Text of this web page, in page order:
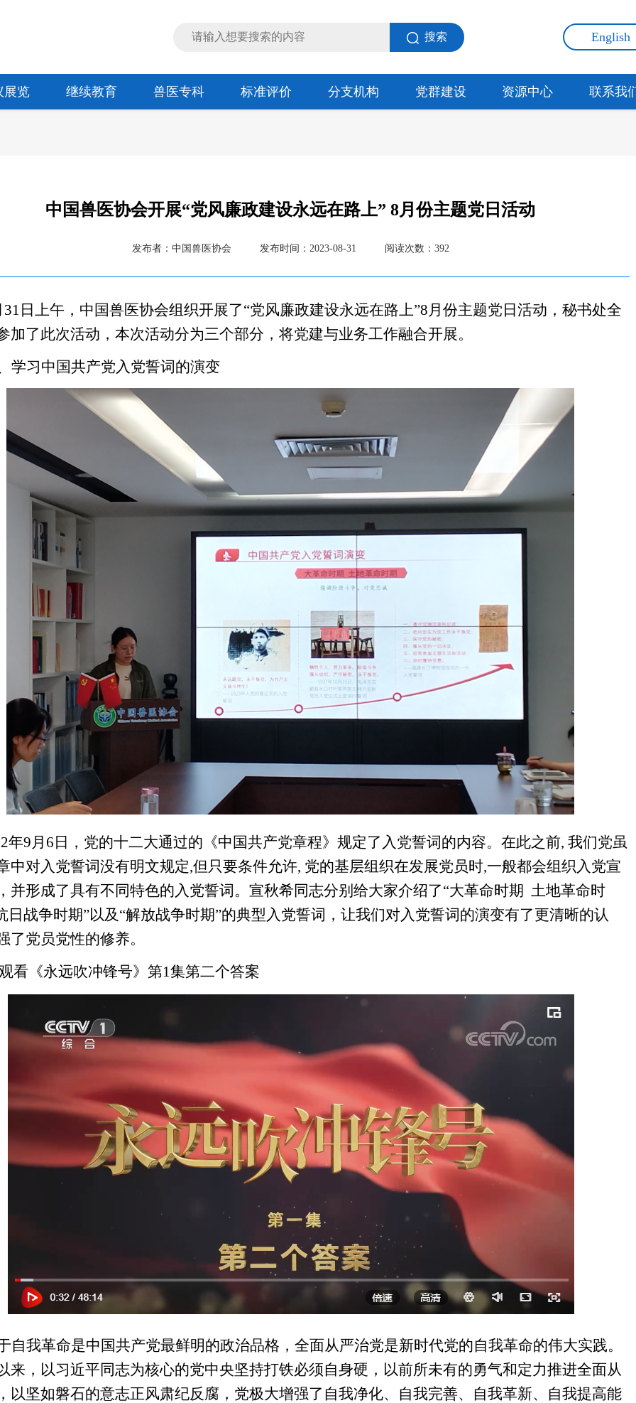
搜索 English
展览 继续教育 兽医专科 标准评价 分支机构 党群建设 资源中心 联系我
中国兽医协会开展“党风廉政建设永远在路上” 8月份主题党日活动
发布者：中国兽医协会 发布时间：2023-08-31 阅读次数： 392
31 日 上午 ，中国兽医协会组织开展了“党风廉政建设永远在路上”8月份主题党日活动 ， 秘书处全
加了此次活动，本次活动分为三个部分，将党建与业务工作融合开展。
学习中国共产党入党誓词的演变
年9月6日，党的十二大通过的《中国共产党章程》规定了入党誓词的内容。在此之前, 我们党虽
中对入党誓词没有明文规定,但只要条件允许, 党的基层组织在发展党员时,一般都会组织入党宣
并形成了具有不同特色的入党誓词。宣秋希同志分别给大家介绍了“大革命时期 土地革命时
日战争时期”以及“解放战争时期”的典型入党誓词，让我们对入党誓词的演变有了更清晰的认
了党员党性的修养。
看《永远吹冲锋号》第1集第二个答案
自我革命是中国共产党最鲜明的政治品格，全面从严治党是新时代党的自我革命的伟大实践。
来，以习近平同志为核心的党中央坚持打铁必须自身硬，以前所未有的勇气和定力推进全面从
以坚如磐石的意志正风肃纪反腐，党极大增强了自我净化、自我完善、自我革新、自我提高能